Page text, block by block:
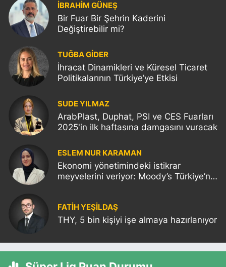
İBRAHİM GÜNEŞ
Bir Fuar Bir Şehrin Kaderini
Değiştirebilir mi?
TUĞBA GİDER
İhracat Dinamikleri ve Küresel Ticaret
Politikalarının Türkiye’ye Etkisi
SUDE YILMAZ
ArabPlast, Duphat, PSI ve CES Fuarları
2025'in ilk haftasına damgasını vuracak
ESLEM NUR KARAMAN
Ekonomi yönetimindeki istikrar
meyvelerini veriyor: Moody’s Türkiye’nin
FATIH YEŞİLDAŞ
THY, 5 bin kişiyi işe almaya hazırlanıyor